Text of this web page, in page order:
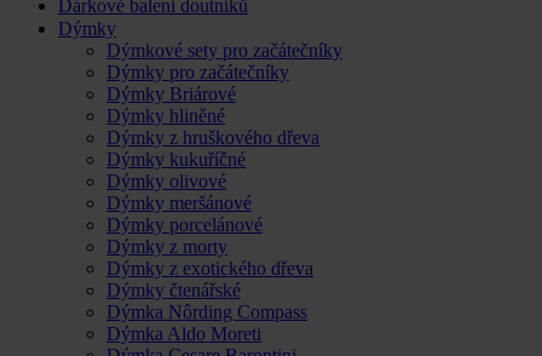
Dárkové balení doutníků
Dýmky
Dýmkové sety pro začátečníky
Dýmky pro začátečníky
Dýmky Briárové
Dýmky hliněné
Dýmky z hruškového dřeva
Dýmky kukuříčné
Dýmky olivové
Dýmky meršánové
Dýmky porcelánové
Dýmky z morty
Dýmky z exotického dřeva
Dýmky čtenářské
Dýmka Nôrding Compass
Dýmka Aldo Moreti